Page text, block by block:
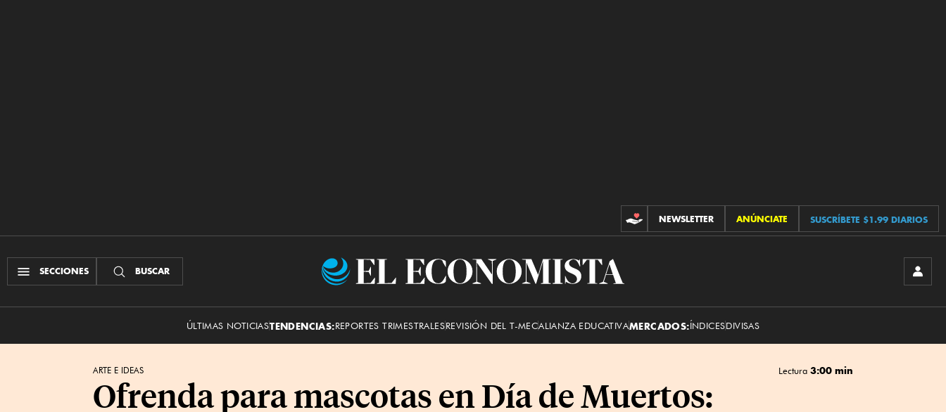
CONTRIBUCIONES
NEWSLETTER ANÚNCIATE SUSCRÍBETE $1.99 DIARIOS
SECCIONES BUSCAR
El
ÚLTIMAS NOTICIASTENDENCIAS:REPORTES TRIMESTRALESREVISIÓN DEL T-MECALIANZA EDUCATIVAMERCADOS:ÍNDICESDIVISAS
ARTE E IDEAS Lectura 3:00 min
Ofrenda para mascotas en Día de Muertos: